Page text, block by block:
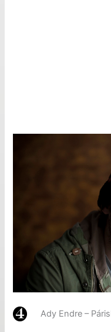
Ady Endre –